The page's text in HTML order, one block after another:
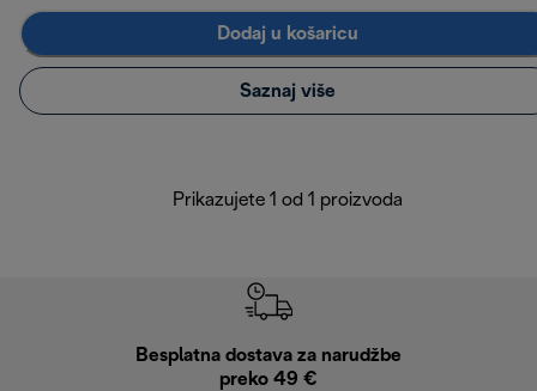
Dodaj u košaricu
Saznaj više
Prikazujete 1 od 1 proizvoda
Besplatna dostava za narudžbe
preko 49 €